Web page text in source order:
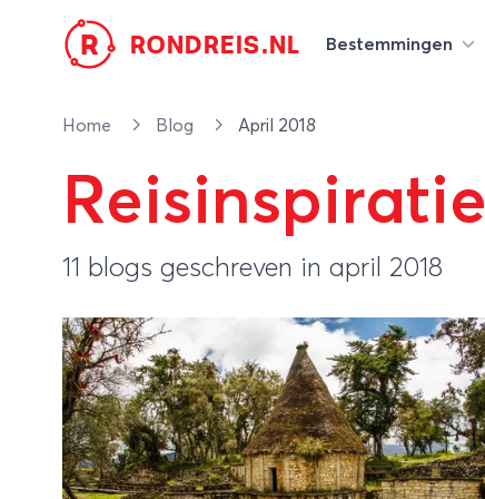
R RONDREIS.NL Bestemmingen
Home Blog April 2018
Reisinspiratie
11 blogs geschreven in april 2018